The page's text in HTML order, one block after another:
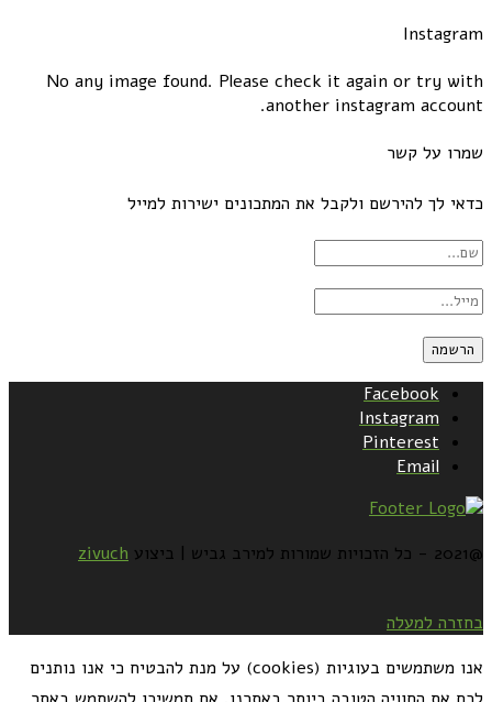
Instagram
No any image found. Please check it again or try with
another instagram account.
שמרו על קשר
כדאי לך להירשם ולקבל את המתכונים ישירות למייל
Facebook
Instagram
Pinterest
Email
@2021 - כל הזכויות שמורות למירב גביש | ביצוע zivuch
בחזרה למעלה
אנו משתמשים בעוגיות (cookies) על מנת להבטיח כי אנו נותנים